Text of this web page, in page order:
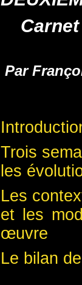
Par
Trois
les
Les
et les
œuvre
Le bilan